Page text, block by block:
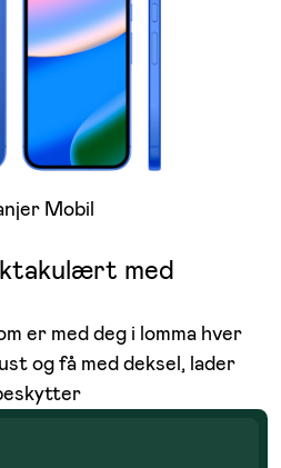
Mobil
med
er med deg i lomma hver
og få med deksel, lader